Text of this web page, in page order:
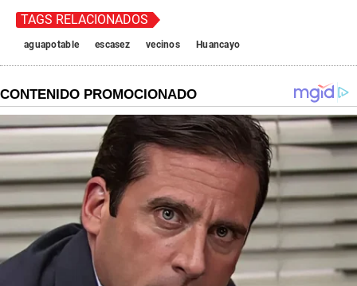
TAGS RELACIONADOS
aguapotable escasez vecinos Huancayo